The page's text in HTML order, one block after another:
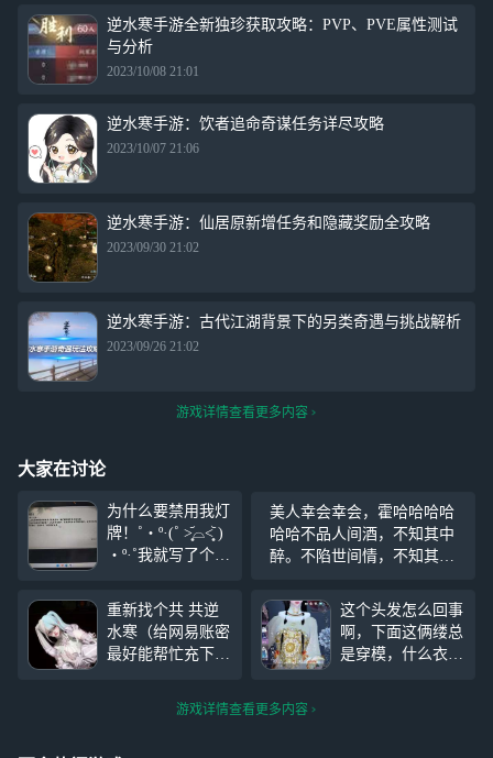
逆水寒手游全新独珍获取攻略：PVP、PVE属性测试
与分析
2023/10/08 21:01
逆水寒手游：饮者追命奇谋任务详尽攻略
2023/10/07 21:06
逆水寒手游：仙居原新增任务和隐藏奖励全攻略
2023/09/30 21:02
逆水寒手游：古代江湖背景下的另类奇遇与挑战解析
2023/09/26 21:02
游戏详情查看更多内容
大家在讨论
为什么要禁用我灯
牌！˚‧º·(˚ ˃̣̣̥᷄⌓˂̣̣̥᷅ )
‧º·˚我就写了个挚
给我禁了 呜呜呜
呜多久解封啊
美人幸会幸会，霍哈哈哈哈
哈哈不品人间酒，不知其中
醉。不陷世间情，不知其中
味。一烟一酒一人生，半醒
半醉半浮沉。诸位江湖朴昌
至此，真是快哉快哉！！！
重新找个共 共逆
水寒（给网易账密
最好能帮忙充下这
个号 够你玩的
这个头发怎么回事
啊，下面这俩缕总
是穿模，什么衣服
游戏详情查看更多内容